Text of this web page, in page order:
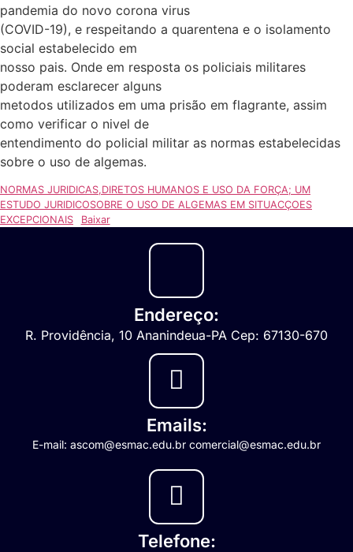
pandemia do novo corona virus
(COVID-19), e respeitando a quarentena e o isolamento
social estabelecido em
nosso pais. Onde em resposta os policiais militares
poderam esclarecer alguns
metodos utilizados em uma prisão em flagrante, assim
como verificar o nivel de
entendimento do policial militar as normas estabelecidas
sobre o uso de algemas.
NORMAS JURIDICAS,DIRETOS HUMANOS E USO DA FORÇA; UM
ESTUDO JURIDICOSOBRE O USO DE ALGEMAS EM SITUACÇOES
EXCEPCIONAIS
Baixar
Endereço:
R. Providência, 10 Ananindeua-PA Cep: 67130-670
Emails:
E-mail: ascom@esmac.edu.br comercial@esmac.edu.br
Telefone: